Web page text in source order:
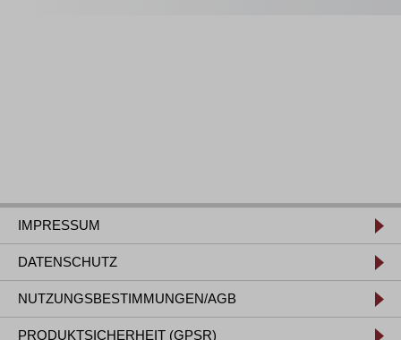
IMPRESSUM
DATENSCHUTZ
NUTZUNGSBESTIMMUNGEN/AGB
PRODUKTSICHERHEIT (GPSR)